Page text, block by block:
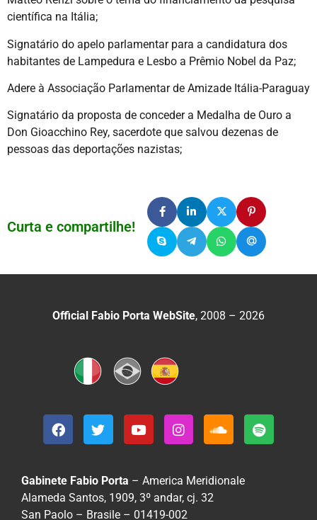
científica na Itália;
Signatário do apelo parlamentar para a candidatura dos
habitantes de Lampedura e Lesbo a Prêmio Nobel da Paz;
Adere à Associação Parlamentar de Amizade Itália-Paraguay
Signatário da proposta de conceder a Medalha de Ouro a
Don Gioacchino Rey, sacerdote que salvou dezenas de
pessoas das deportações nazistas;
Curta e compartilhe!
Official Fabio Porta WebSite, 2008 – 2026
Gabinete Fabio Porta – America Meridionale
Alameda Santos, 1909, 3º andar, cj. 32
San Paolo – Brasile – 01419-002